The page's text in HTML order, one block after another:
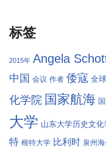
标签
2015年 Angela
中国 会议 作者 倭寇 全
化学院 国家航海
大学 山东大学历史文化
特 根特大学 比利时 泉州